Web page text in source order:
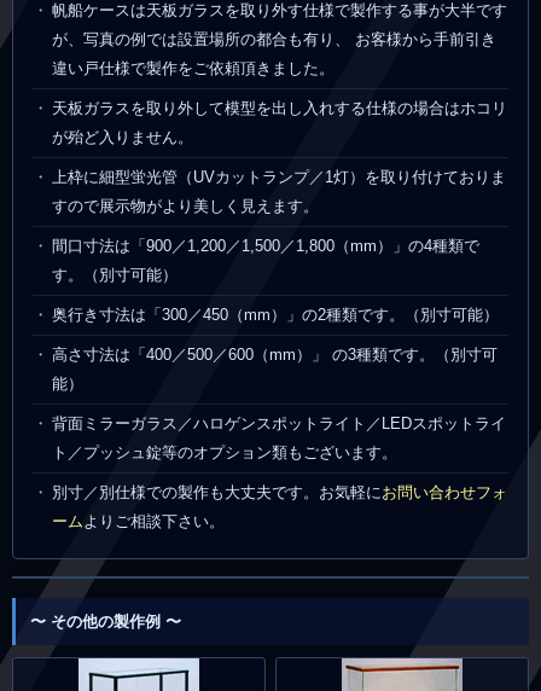
帆船ケースは天板ガラスを取り外す仕様で製作する事が大半です
が、写真の例では設置場所の都合も有り、 お客様から手前引き
違い戸仕様で製作をご依頼頂きました。
天板ガラスを取り外して模型を出し入れする仕様の場合はホコリ
が殆ど入りません。
上枠に細型蛍光管（UVカットランプ／1灯）を取り付けておりま
すので展示物がより美しく見えます。
間口寸法は「900／1,200／1,500／1,800（mm）」の4種類で
す。（別寸可能）
奥行き寸法は「300／450（mm）」の2種類です。（別寸可能）
高さ寸法は「400／500／600（mm）」 の3種類です。（別寸可
能）
背面ミラーガラス／ハロゲンスポットライト／LEDスポットライ
ト／プッシュ錠等のオプション類もございます。
別寸／別仕様での製作も大丈夫です。お気軽にお問い合わせフォ
ームよりご相談下さい。
〜 その他の製作例 〜